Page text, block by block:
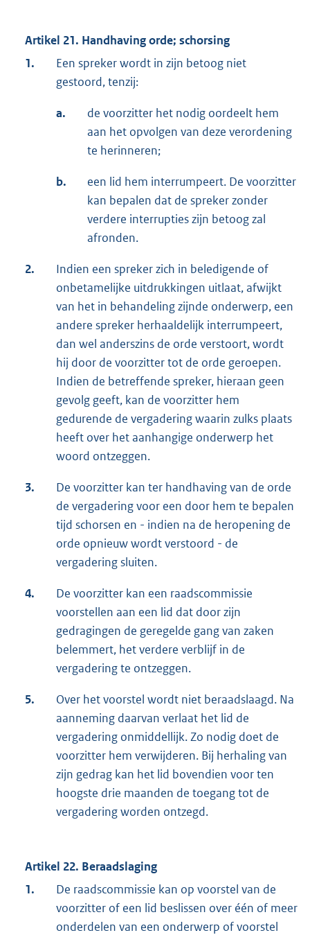
Artikel 21. Handhaving orde; schorsing
1.
Een spreker wordt in zijn betoog niet
gestoord, tenzij:
a.
de voorzitter het nodig oordeelt hem
aan het opvolgen van deze verordening
te herinneren;
b.
een lid hem interrumpeert. De voorzitter
kan bepalen dat de spreker zonder
verdere interrupties zijn betoog zal
afronden.
2.
Indien een spreker zich in beledigende of
onbetamelijke uitdrukkingen uitlaat, afwijkt
van het in behandeling zijnde onderwerp, een
andere spreker herhaaldelijk interrumpeert,
dan wel anderszins de orde verstoort, wordt
hij door de voorzitter tot de orde geroepen.
Indien de betreffende spreker, hieraan geen
gevolg geeft, kan de voorzitter hem
gedurende de vergadering waarin zulks plaats
heeft over het aanhangige onderwerp het
woord ontzeggen.
3.
De voorzitter kan ter handhaving van de orde
de vergadering voor een door hem te bepalen
tijd schorsen en - indien na de heropening de
orde opnieuw wordt verstoord - de
vergadering sluiten.
4.
De voorzitter kan een raadscommissie
voorstellen aan een lid dat door zijn
gedragingen de geregelde gang van zaken
belemmert, het verdere verblijf in de
vergadering te ontzeggen.
5.
Over het voorstel wordt niet beraadslaagd. Na
aanneming daarvan verlaat het lid de
vergadering onmiddellijk. Zo nodig doet de
voorzitter hem verwijderen. Bij herhaling van
zijn gedrag kan het lid bovendien voor ten
hoogste drie maanden de toegang tot de
vergadering worden ontzegd.
Artikel 22. Beraadslaging
1.
De raadscommissie kan op voorstel van de
voorzitter of een lid beslissen over één of meer
onderdelen van een onderwerp of voorstel